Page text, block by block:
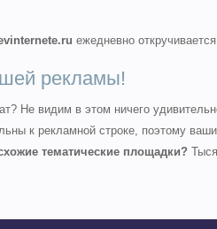
ежедневно
рекламы!
Не видим в этом ничего
к рекламной строке, поэтому
тематические площадки?